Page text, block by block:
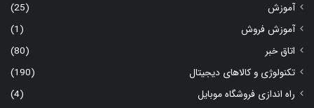
آموزش
(25)
آموزش فروش
(1)
اتاق خبر
(80)
تکنولوژی و کالاهای دیجیتال
(190)
راه اندازی فروشگاه موبایل
(4)